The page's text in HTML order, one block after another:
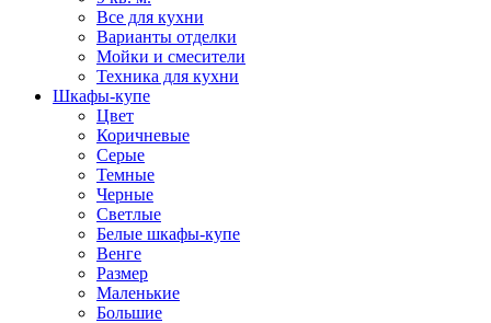
Все для кухни
Варианты отделки
Мойки и смесители
Техника для кухни
Шкафы-купе
Цвет
Коричневые
Серые
Темные
Черные
Светлые
Белые шкафы-купе
Венге
Размер
Маленькие
Большие